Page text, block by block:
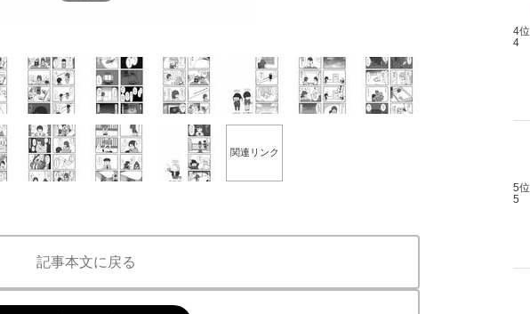
関連リンク
記事本文に戻る
4位
4
5位
5